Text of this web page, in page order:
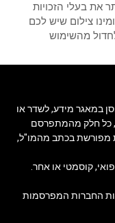
את בעלי הזכויות
צילום שיש לכם
מהשימוש
במאגר מידע, לשדר או
כל חלק מהמתפרסם
מפורשת בכתב מהמו"ל,
קוסמטי או אחר.
החברות המפרסמות